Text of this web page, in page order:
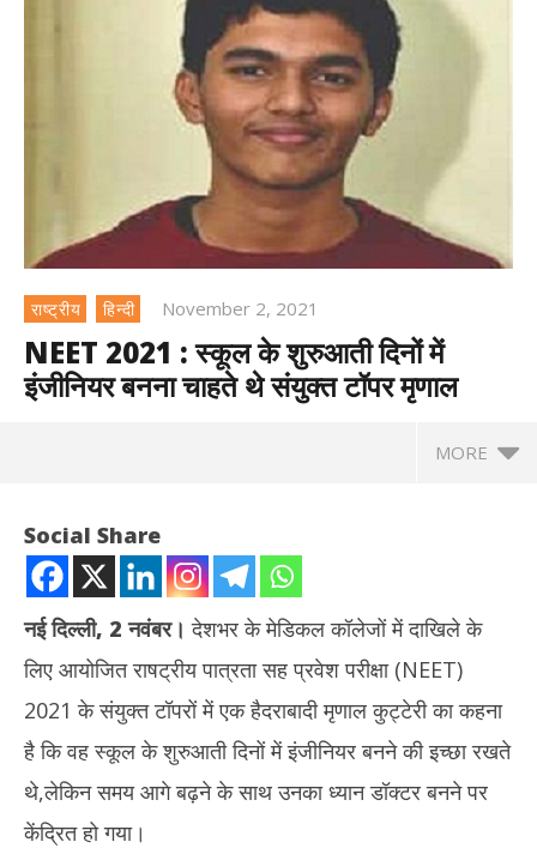
राष्ट्रीय हिन्दी November 2, 2021
NEET 2021 : स्कूल के शुरुआती दिनों में
इंजीनियर बनना चाहते थे संयुक्त टॉपर मृणाल
MORE
NOW VIEWING
Social Share
नई दिल्ली, 2 नवंबर।देशभर के मेडिकल कॉलेजों में दाखिले के
लिए आयोजित राषट्रीय पात्रता सह प्रवेश परीक्षा (NEET)
2021 के संयुक्त टॉपरों में एक हैदराबादी मृणाल कुट्टेरी का कहना
है कि वह स्कूल के शुरुआती दिनों में इंजीनियर बनने की इच्छा रखते
थे,लेकिन समय आगे बढ़ने के साथ उनका ध्यान डॉक्टर बनने पर
केंद्रित हो गया।